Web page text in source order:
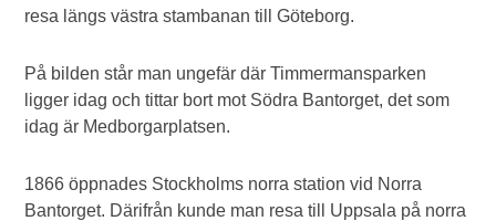
resa längs västra stambanan till Göteborg.
På bilden står man ungefär där Timmermansparken
ligger idag och tittar bort mot Södra Bantorget, det som
idag är Medborgarplatsen.
1866 öppnades Stockholms norra station vid Norra
Bantorget. Därifrån kunde man resa till Uppsala på norra